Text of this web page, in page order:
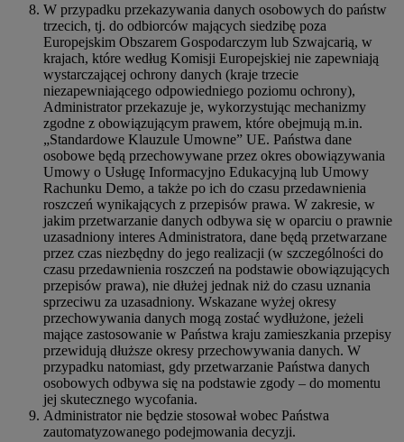
W przypadku przekazywania danych osobowych do państw
trzecich, tj. do odbiorców mających siedzibę poza
Europejskim Obszarem Gospodarczym lub Szwajcarią, w
krajach, które według Komisji Europejskiej nie zapewniają
wystarczającej ochrony danych (kraje trzecie
niezapewniającego odpowiedniego poziomu ochrony),
Administrator przekazuje je, wykorzystując mechanizmy
zgodne z obowiązującym prawem, które obejmują m.in.
„Standardowe Klauzule Umowne” UE. Państwa dane
osobowe będą przechowywane przez okres obowiązywania
Umowy o Usługę Informacyjno Edukacyjną lub Umowy
Rachunku Demo, a także po ich do czasu przedawnienia
roszczeń wynikających z przepisów prawa. W zakresie, w
jakim przetwarzanie danych odbywa się w oparciu o prawnie
uzasadniony interes Administratora, dane będą przetwarzane
przez czas niezbędny do jego realizacji (w szczególności do
czasu przedawnienia roszczeń na podstawie obowiązujących
przepisów prawa), nie dłużej jednak niż do czasu uznania
sprzeciwu za uzasadniony. Wskazane wyżej okresy
przechowywania danych mogą zostać wydłużone, jeżeli
mające zastosowanie w Państwa kraju zamieszkania przepisy
przewidują dłuższe okresy przechowywania danych. W
przypadku natomiast, gdy przetwarzanie Państwa danych
osobowych odbywa się na podstawie zgody – do momentu
jej skutecznego wycofania.
Administrator nie będzie stosował wobec Państwa
zautomatyzowanego podejmowania decyzji.